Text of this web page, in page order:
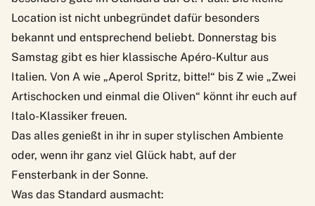
Location ist nicht unbegründet dafür besonders
bekannt und entsprechend beliebt. Donnerstag bis
Samstag gibt es hier klassische Apéro-Kultur aus
Italien. Von A wie „Aperol Spritz, bitte!“ bis Z wie „Zwei
Artischocken und einmal die Oliven“ könnt ihr euch auf
Italo-Klassiker freuen.
Das alles genießt in ihr in super stylischen Ambiente
oder, wenn ihr ganz viel Glück habt, auf der
Fensterbank in der Sonne.
Was das Standard ausmacht: